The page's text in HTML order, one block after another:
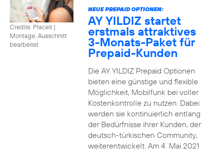
Credits: Placeit |
Montage, Ausschnitt
bearbeitet
NEUE PREPAID OPTIONEN:
AY YILDIZ startet
erstmals attraktives
3-Monats-Paket für
Prepaid-Kunden
Die AY YILDIZ Prepaid Optionen
bieten eine günstige und flexible
Möglichkeit, Mobilfunk bei voller
Kostenkontrolle zu nutzen. Dabei
werden sie kontinuierlich entlang
der Bedürfnisse ihrer Kunden, der
deutsch-türkischen Community,
weiterentwickelt. Am 4. Mai 2021